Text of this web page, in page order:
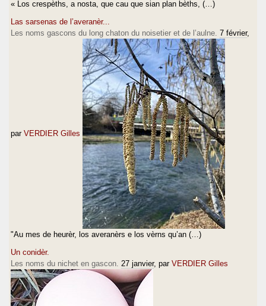
« Los crespèths, a nosta, que cau que sian plan bèths, (…)
Las sarsenas de l’averanèr...
Les noms gascons du long chaton du noisetier et de l’aulne. 7 février,
par VERDIER Gilles
"Au mes de heurèr, los averanèrs e los vèrns qu’an (…)
Un conidèr.
Les noms du nichet en gascon. 27 janvier, par VERDIER Gilles